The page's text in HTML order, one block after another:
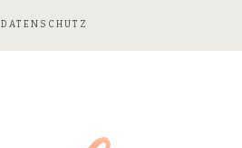
DATENSCHUTZ